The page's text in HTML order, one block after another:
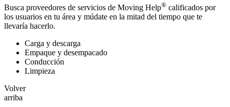
Busca proveedores de servicios de Moving Help® calificados por
los usuarios en tu área y múdate en la mitad del tiempo que te
llevaría hacerlo.
Carga y descarga
Empaque y desempacado
Conducción
Limpieza
Volver
arriba